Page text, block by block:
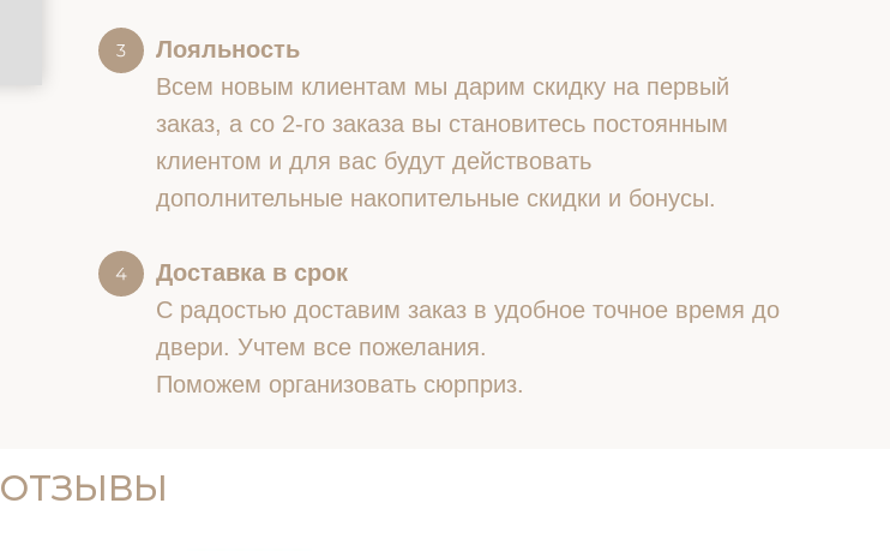
Лояльность
Всем новым клиентам мы дарим скидку на первый
заказ, а со 2-го заказа вы становитесь постоянным
клиентом и для вас будут действовать
дополнительные накопительные скидки и бонусы.
Доставка в срок
С радостью доставим заказ в удобное точное время до
двери. Учтем все пожелания.
Поможем организовать сюрприз.
ОТЗЫВЫ